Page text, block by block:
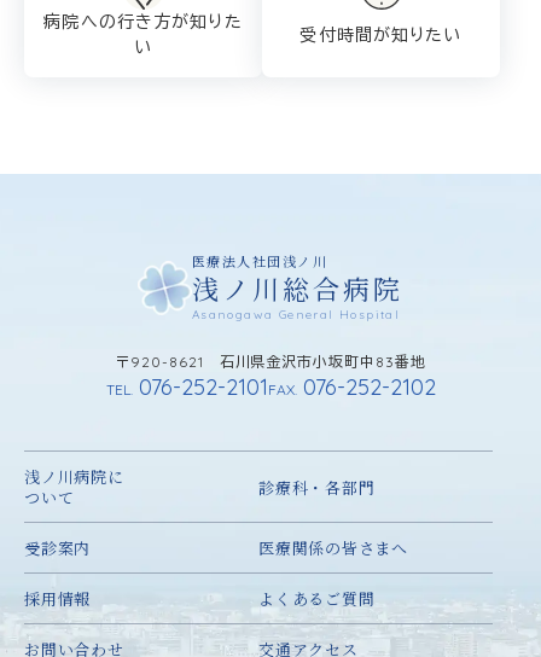
病院への行き方が知りた
い
受付時間が知りたい
医療法人社団浅ノ川
浅ノ川総合病院
Asanogawa General Hospital
〒920-8621 石川県金沢市小坂町中83番地
TEL.076-252-2101 FAX.076-252-2102
浅ノ川病院に
ついて
診療科・各部門
受診案内 医療関係の皆さまへ
採用情報 よくあるご質問
お問い合わせ 交通アクセス